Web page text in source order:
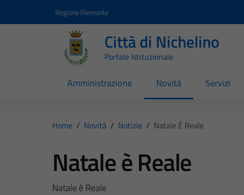
Regione Piemonte
Città di Nichelino
Portale Istituzionale
Amministrazione Novità Servizi
Home / Novità / Notizie / Natale È Reale
Natale è Reale
Natale è Reale